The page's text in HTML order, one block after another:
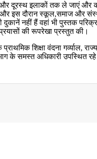
दूरस्थ इलाकों तक ले जाएं
इस दौरान स्कूल,समाज और
नहीं हैं वहां भी पुस्तक
की रूपरेखा प्रस्तुत की।
शिक्षा वंदना गर्व्याल,
के समस्त अधिकारी उपस्थित